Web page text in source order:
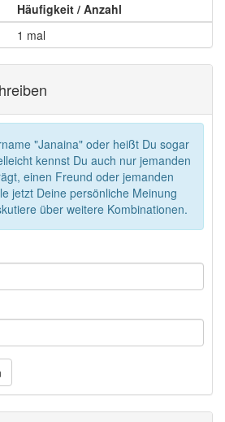
Häufigkeit / Anzahl
1 mal
"Janaina" oder heißt Du sogar
kennst Du auch nur jemanden
einen Freund oder jemanden
jetzt Deine persönliche Meinung
über weitere Kombinationen.